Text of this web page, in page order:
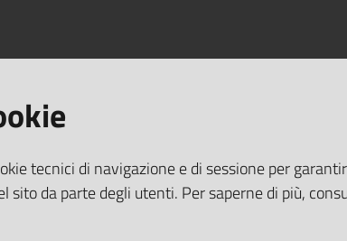
Accedi ai servizi online
Wi‑Fi gratuito nelle sedi
tecnici di navigazione e di sessione per
sito da parte degli utenti. Per saperne di più,